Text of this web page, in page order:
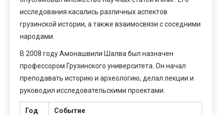
исследования касались различных аспектов
грузинской истории, а также взаимосвязи с соседними
народами.
В 2008 году Амонашвили Шалва был назначен
профессором Грузинского университета. Он начал
преподавать историю и археологию, делал лекции и
руководил исследовательскими проектами.
Год Событие